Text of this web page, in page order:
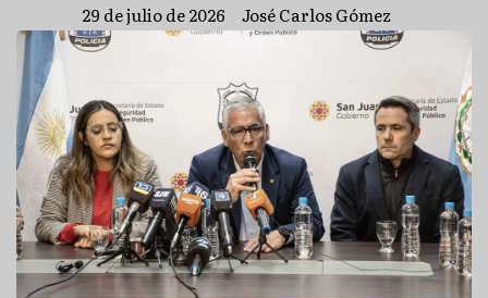
José Carlos Gómez
29 de julio de 2026